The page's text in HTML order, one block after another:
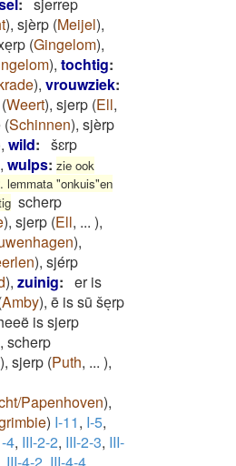
), sjèrp (Meijel),
(Gingelom),
), tochtig:
), vrouwziek:
(Weert), sjerp (Ell,
(Schinnen), sjèrp
, wild: šɛrp
, wulps: zie ook
lemmata "onkuis"en
scherp
), sjerp (Ell, ... ),
),
), sjérp
), zuinig: er is
Amby), ē is sū šeͅrp
is sjerp
, scherp
), sjerp (Puth, ... ),
Papenhoven),
) I-11, I-5,
4, III-2-2, III-2-3, III-